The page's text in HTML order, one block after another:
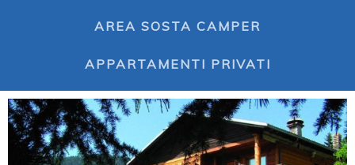
AREA SOSTA CAMPER
APPARTAMENTI PRIVATI